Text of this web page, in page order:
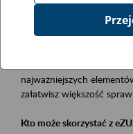
Opis wydarzenia
Platforma Usług
najważniejszych
załatwisz większość
Kto może skorzystać z